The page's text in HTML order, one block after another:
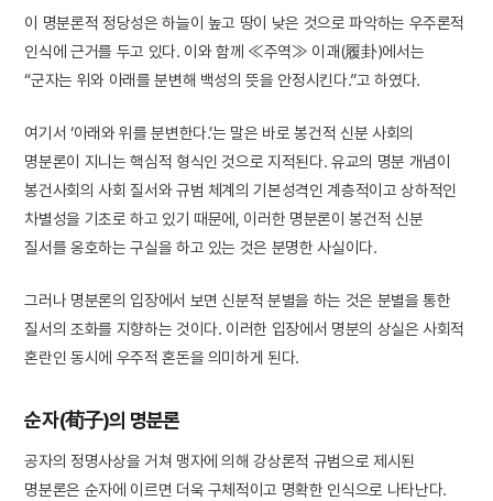
이 명분론적 정당성은 하늘이 높고 땅이 낮은 것으로 파악하는 우주론적
인식에 근거를 두고 있다. 이와 함께 ≪주역≫ 이괘(履卦)에서는
“군자는 위와 아래를 분변해 백성의 뜻을 안정시킨다.”고 하였다.
여기서 ‘아래와 위를 분변한다.’는 말은 바로 봉건적 신분 사회의
명분론이 지니는 핵심적 형식인 것으로 지적된다. 유교의 명분 개념이
봉건사회의 사회 질서와 규범 체계의 기본성격인 계층적이고 상하적인
차별성을 기초로 하고 있기 때문에, 이러한 명분론이 봉건적 신분
질서를 옹호하는 구실을 하고 있는 것은 분명한 사실이다.
그러나 명분론의 입장에서 보면 신분적 분별을 하는 것은 분별을 통한
질서의 조화를 지향하는 것이다. 이러한 입장에서 명분의 상실은 사회적
혼란인 동시에 우주적 혼돈을 의미하게 된다.
순자(荀子)의 명분론
공자의 정명사상을 거쳐 맹자에 의해 강상론적 규범으로 제시된
명분론은 순자에 이르면 더욱 구체적이고 명확한 인식으로 나타난다.